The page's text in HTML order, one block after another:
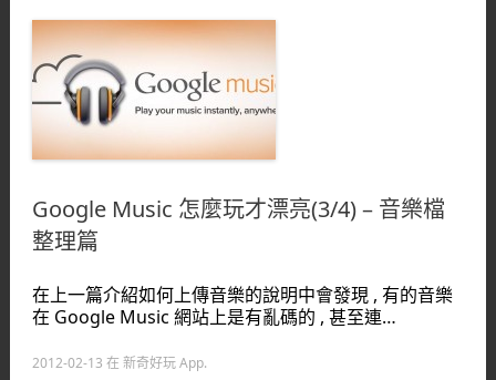
Google Music 怎麼玩才漂亮(3/4) – 音樂檔
整理篇
在上一篇介紹如何上傳音樂的說明中會發現 , 有的音樂
在 Google Music 網站上是有亂碼的 , 甚至連…
2012-02-13 在 新奇好玩 App.